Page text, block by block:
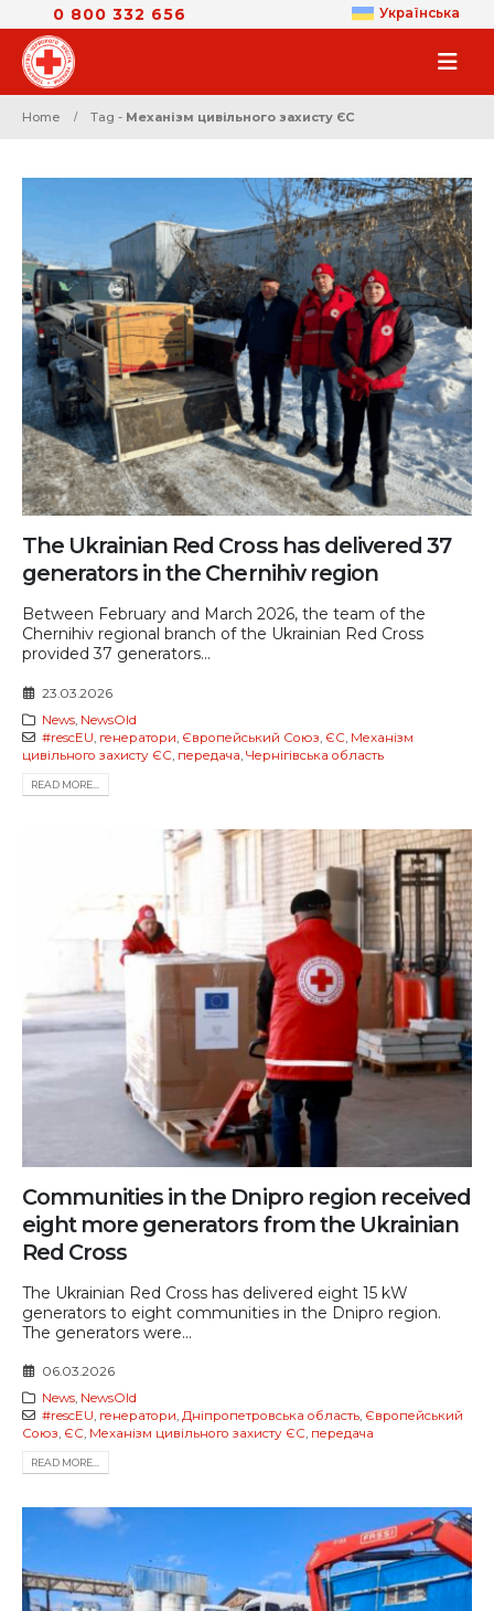
0 800 332 656 Українська
Home Tag - Механізм цивільного захисту ЄС
The Ukrainian Red Cross has delivered 37
generators in the Chernihiv region
Between February and March 2026, the team of the
Chernihiv regional branch of the Ukrainian Red Cross
provided 37 generators...
23.03.2026
News, NewsOld
#rescEU генератори Європейський Союз ЄС Механізм
цивільного захисту ЄС передача Чернігівська область
READ MORE...
Communities in the Dnipro region received
eight more generators from the Ukrainian
Red Cross
The Ukrainian Red Cross has delivered eight 15 kW
generators to eight communities in the Dnipro region.
The generators were...
06.03.2026
News, NewsOld
#rescEU, генератори, Дніпропетровська область, Європейський
Союз, ЄС, Механізм цивільного захисту ЄС, передача
READ MORE...